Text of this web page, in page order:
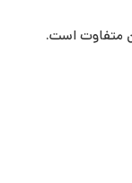
متفاوت است.